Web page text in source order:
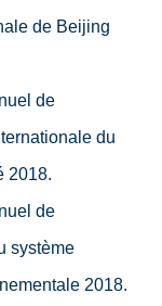
de Beijing
de
du
2018.
de
système
2018.